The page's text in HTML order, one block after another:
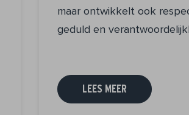
maar ontwikkelt ook
geduld en
LEES MEER